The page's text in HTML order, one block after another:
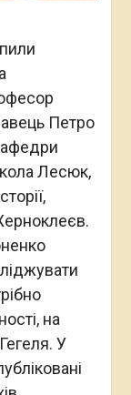
Петро
Лесюк,
на
У